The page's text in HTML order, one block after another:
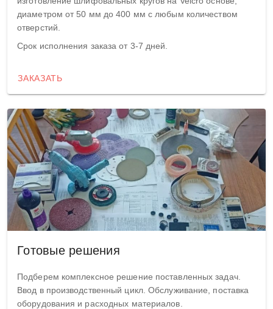
диаметром от 50 мм до 400 мм с любым количеством
отверстий.
Срок исполнения заказа от 3-7 дней.
ЗАКАЗАТЬ
Готовые решения
Подберем комплексное решение поставленных задач.
Ввод в производственный цикл. Обслуживание, поставка
оборудования и расходных материалов.